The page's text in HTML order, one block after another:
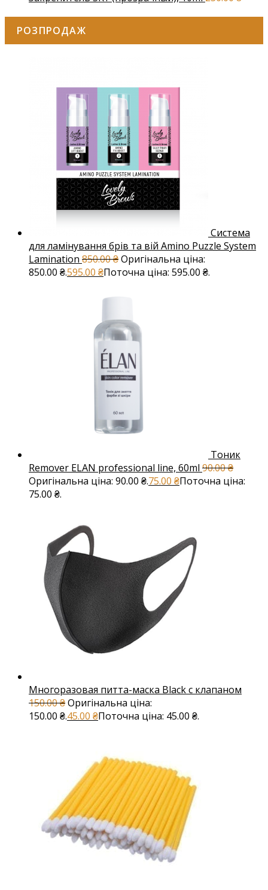
РОЗПРОДАЖ
Система
для ламінування брів та вій Amino Puzzle System
Lamination 850.00₴Оригінальна ціна:
850.00 ₴.595.00 ₴Поточна ціна: 595.00 ₴.
Тоник
Remover ELAN professional line, 60ml 90.00₴
Оригінальна ціна: 90.00 ₴.75.00 ₴Поточна ціна:
75.00 ₴.
Многоразовая питта-маска Black с клапаном
150.00₴Оригінальна ціна:
150.00 ₴.45.00 ₴Поточна ціна: 45.00 ₴.